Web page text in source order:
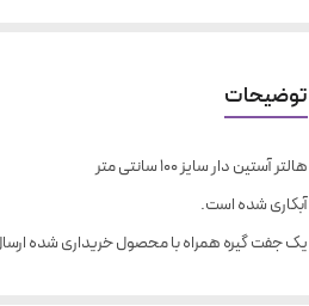
توضیحات
هالتر آستین دار سایز 100 سانتی متر
آبکاری شده است.
یک جفت گیره همراه با محصول خریداری شده